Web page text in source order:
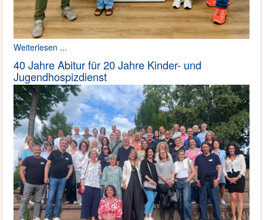
Weiterlesen ...
40 Jahre Abitur für 20 Jahre Kinder- und
Jugendhospizdienst